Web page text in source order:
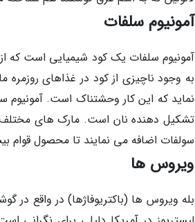
آمونیوم سلفات
آمونیوم سلفات یک کود شیمیایی است که
به وجود ناچیزی از کود در غذاهای
نماید که این کار وحشتناک است.
تشکیل دهنده نان است. مارک های مختلف
سولفات اضافه می نمایند تا محصول قوام
ویروس ها
بله ویروس ها (باکتریوفاژها) در واقع در